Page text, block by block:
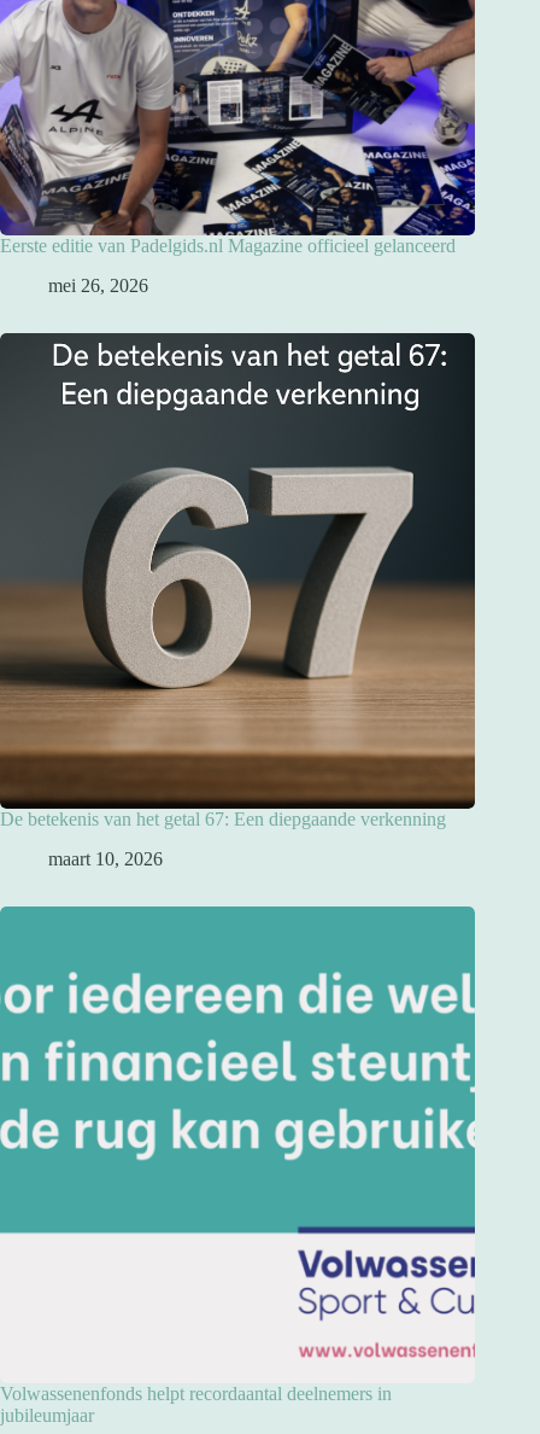
Eerste editie van Padelgids.nl Magazine officieel gelanceerd
mei 26, 2026
De betekenis van het getal 67: Een diepgaande verkenning
maart 10, 2026
Volwassenenfonds helpt recordaantal deelnemers in
jubileumjaar